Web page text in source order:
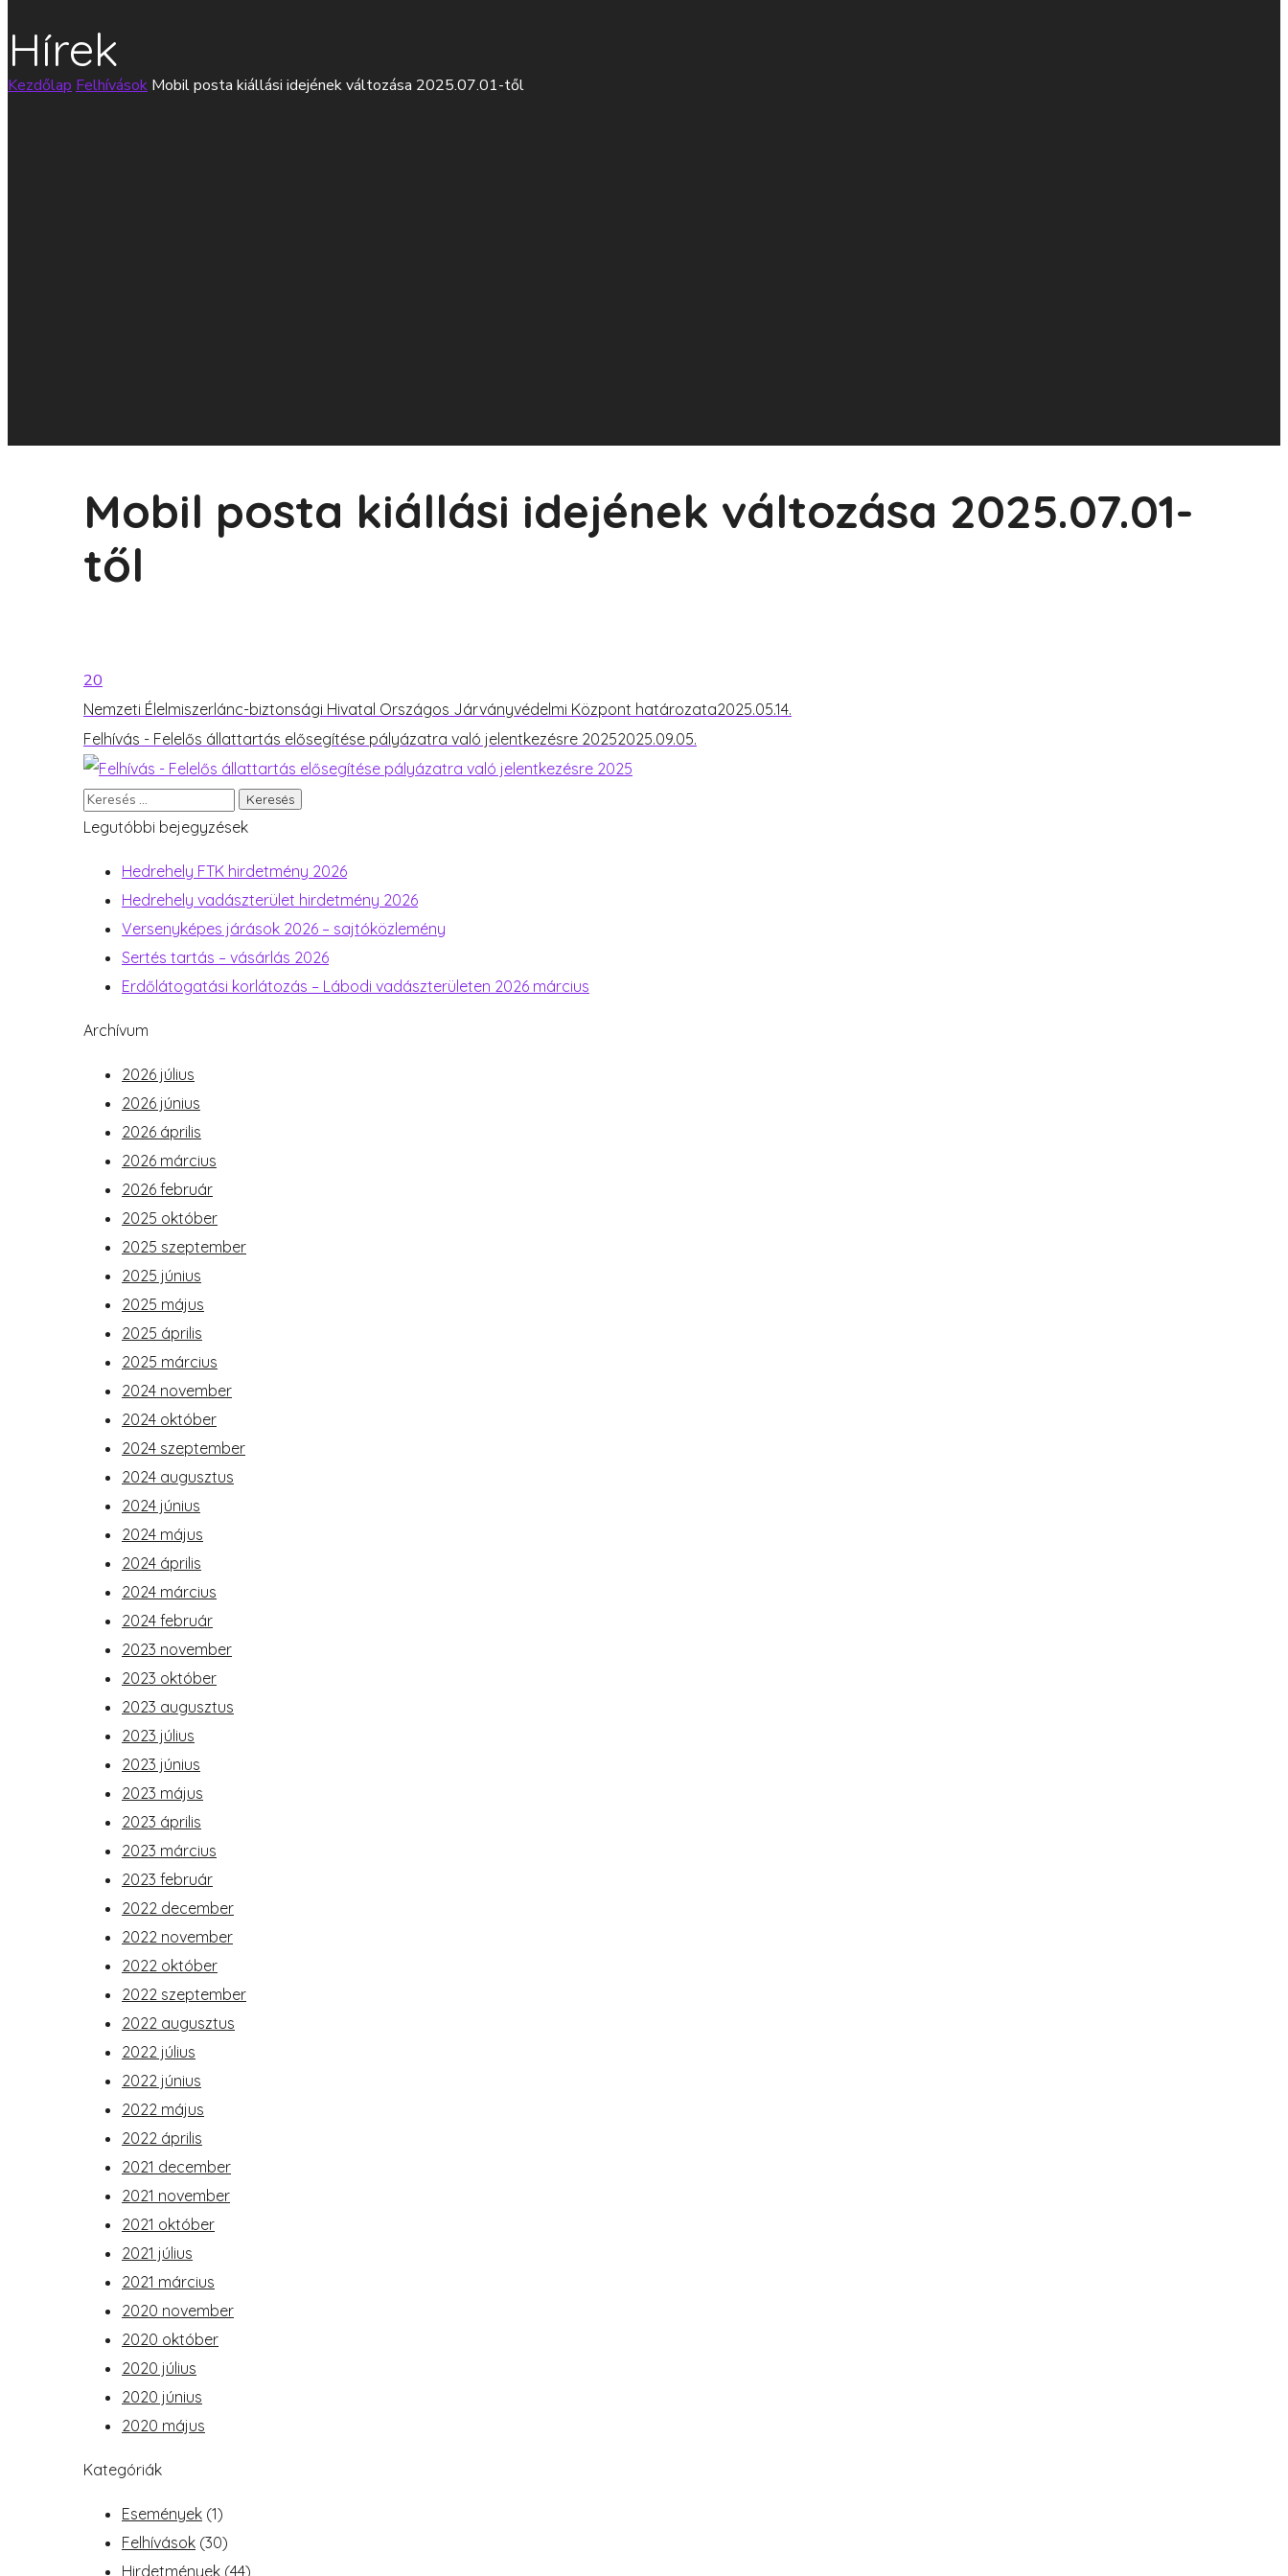
Hírek
Kezdőlap Felhívások Mobil posta kiállási idejének változása 2025.07.01-től
Mobil posta kiállási idejének változása 2025.07.01-
től
20
Nemzeti Élelmiszerlánc-biztonsági Hivatal Országos Járványvédelmi Központ határozata2025.05.14.
Felhívás - Felelős állattartás elősegítése pályázatra való jelentkezésre 20252025.09.05.
Legutóbbi bejegyzések
Hedrehely FTK hirdetmény 2026
Hedrehely vadászterület hirdetmény 2026
Versenyképes járások 2026 – sajtóközlemény
Sertés tartás – vásárlás 2026
Erdőlátogatási korlátozás – Lábodi vadászterületen 2026 március
Archívum
2026 július
2026 június
2026 április
2026 március
2026 február
2025 október
2025 szeptember
2025 június
2025 május
2025 április
2025 március
2024 november
2024 október
2024 szeptember
2024 augusztus
2024 június
2024 május
2024 április
2024 március
2024 február
2023 november
2023 október
2023 augusztus
2023 július
2023 június
2023 május
2023 április
2023 március
2023 február
2022 december
2022 november
2022 október
2022 szeptember
2022 augusztus
2022 július
2022 június
2022 május
2022 április
2021 december
2021 november
2021 október
2021 július
2021 március
2020 november
2020 október
2020 július
2020 június
2020 május
Kategóriák
Események (1)
Felhívások (30)
Hirdetmények (44)